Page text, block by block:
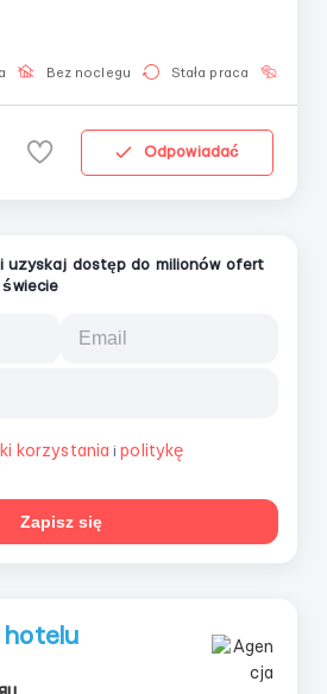
отношение к
Bez noclegu Stała praca
Odpowiadać
uzyskaj dostęp do milionów ofert
świecie
korzystania i politykę
Zapisz się
hotelu